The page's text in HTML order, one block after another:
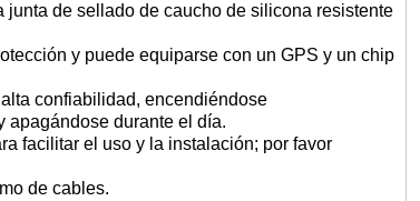
junta de sellado de caucho de silicona resistente
y puede equiparse con un GPS y un chip
confiabilidad, encendiéndose
apagándose durante el día.
facilitar el uso y la instalación; por favor
de cables.